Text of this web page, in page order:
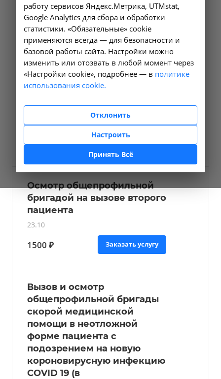
Вызов и осмотр
общепрофильной бригады
скорой медицинской
помощи в неотложной
форме (в пределах г.
до 10 км от границы города)
23.1
4500 ₽ Заказать услугу
Осмотр общепрофильной
бригадой на вызове второго
пациента
23.10
1500 ₽ Заказать услугу
Вызов и осмотр
общепрофильной бригады
скорой медицинской
помощи в неотложной
форме пациента с
подозрением на новую
короновирусную инфекцию
COVID 19 (в
работу сервисов Яндекс.Метрика, UTMstat,
Google Analytics для сбора и обработки
статистики. «Обязательные» cookie
применяются всегда — для безопасности и
базовой работы сайта. Настройки можно
изменить или отозвать в любой момент через
«Настройки cookie», подробнее — в политике
использования cookie.
Отклонить
Настроить
Принять Всё